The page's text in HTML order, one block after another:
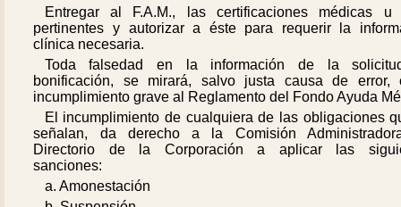
Entregar al F.A.M., las certificaciones médicas u
pertinentes y autorizar a éste para requerir la
clínica necesaria.
Toda falsedad en la información de la
bonificación, se mirará, salvo justa causa de error,
incumplimiento grave al Reglamento del Fondo Ayuda
El incumplimiento de cualquiera de las obligaciones
señalan, da derecho a la Comisión
Directorio de la Corporación a aplicar las
sanciones:
a. Amonestación